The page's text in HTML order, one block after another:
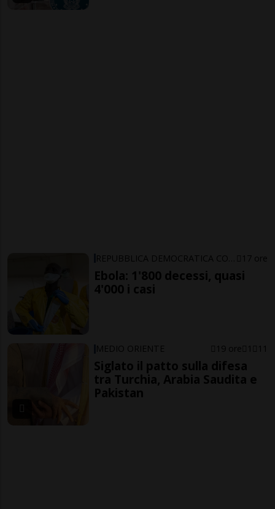
17 ore
Ebola: 1'800 decessi, quasi
4'000 i casi
MEDIO ORIENTE 19 ore 1 11
Siglato il patto sulla difesa
tra Turchia, Arabia Saudita e
Pakistan